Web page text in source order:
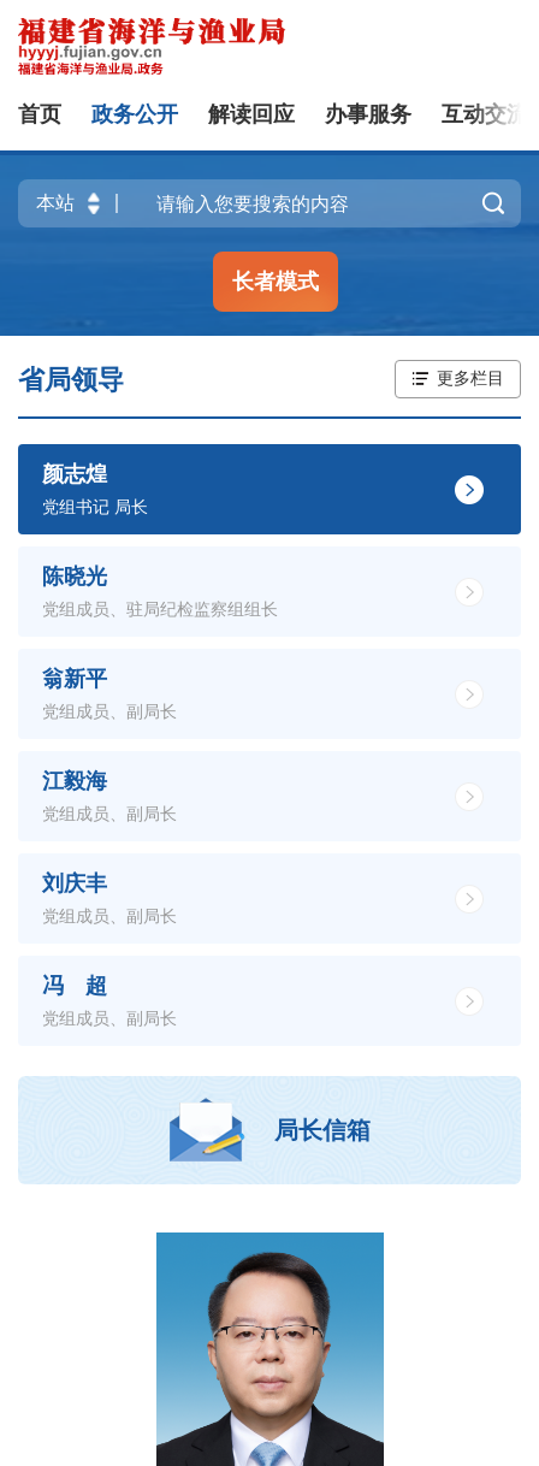
首页 政务公开 解读回应 办事服务 互动交流

长者模式
省局领导 更多栏目
颜志煌
党组书记 局长
陈晓光
党组成员、驻局纪检监察组组长
翁新平
党组成员、副局长
江毅海
党组成员、副局长
刘庆丰
党组成员、副局长
冯 超
党组成员、副局长
局长信箱